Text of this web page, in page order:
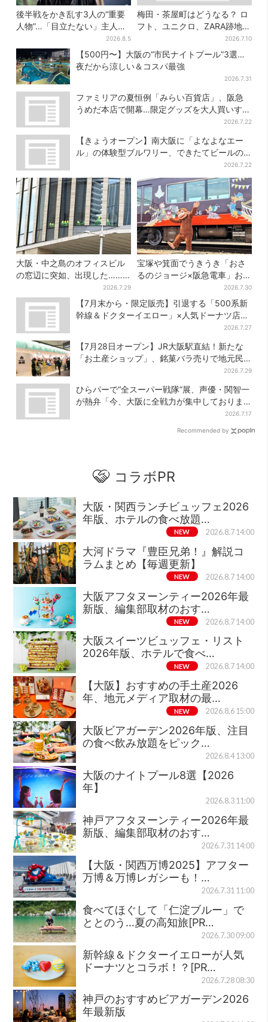
後半戦をかき乱す3人の“重要
人物”…「目立たない」主人
公・仲野太賀も、モブキャラ
→覚醒へ【豊臣兄弟】
2026.8.5
梅田・茶屋町はどうなる？ ロ
フト、ユニクロ、ZARA跡地に
新店続々…再開発も予定2026.7.10
【500円〜】大阪の“市民ナイトプール”3選…
夜だから涼しい＆コスパ最強
2026.7.31
ファミリアの夏恒例「みらい百貨店」、阪急
うめだ本店で開幕…限定グッズを大人買いする
2026.7.22
【きょうオープン】南大阪に「よなよなエー
ル」の体験型ブルワリー、できたてビールの
2026.7.22
大阪・中之島のオフィスビル
の窓辺に突如、出現した……
巨大インコ「何かいる」「朝
からビビった」、その正体と
は？
2026.7.29
宝塚や箕面でうきうき「おさ
るのジョージ×阪急電車」お披
露目！マルーンの制服で神
戸・宝塚・京都各線に添乗
2026.7.30
【7月末から・限定販売】引退する「500系新
幹線＆ドクターイエロー」×人気ドーナツ店が
2026.7.27
【7月28日オープン】JR大阪駅直結！新たな
「お土産ショップ」、銘菓バラ売りで地元民
2026.7.29
ひらパーで“全スーパー戦隊”展、声優・関智一
が熱弁「今、大阪に全戦力が集中しておりま
2026.7.17
Recommended by
コラボPR
大阪・関西ランチビュッフェ2026
年版、ホテルの食べ放題…
NEW 2026.8.7 14:00
大河ドラマ『豊臣兄弟！』解説コ
ラムまとめ【毎週更新】
NEW 2026.8.7 14:00
大阪アフタヌーンティー2026年最
新版、編集部取材のおす…
NEW 2026.8.7 14:00
大阪スイーツビュッフェ・リスト
2026年版、ホテルで食べ…
NEW 2026.8.7 14:00
【大阪】おすすめの手土産2026
年、地元メディア取材の最…
NEW 2026.8.6 15:00
大阪ビアガーデン2026年版、注目
の食べ飲み放題をピック…
2026.8.4 13:00
大阪のナイトプール8選【2026
年】
2026.8.3 11:00
神戸アフタヌーンティー2026年最
新版、編集部取材のおす…
2026.7.31 14:00
【大阪・関西万博2025】アフター
万博＆万博レガシーも！…
2026.7.31 11:00
食べてほぐして「仁淀ブルー」で
ととのう…夏の高知旅[PR…
2026.7.30 09:00
新幹線＆ドクターイエローが人気
ドーナツとコラボ！？[PR…
2026.7.28 08:30
神戸のおすすめビアガーデン2026
年最新版